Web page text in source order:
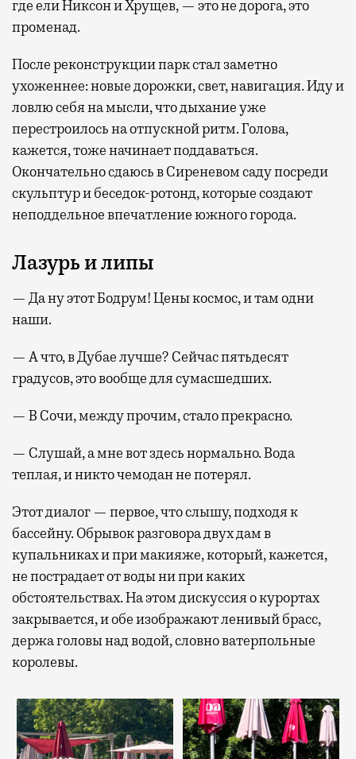
где ели Никсон и Хрущев, — это не дорога, это
променад.
После реконструкции парк стал заметно
ухоженнее: новые дорожки, свет, навигация. Иду и
ловлю себя на мысли, что дыхание уже
перестроилось на отпускной ритм. Голова,
кажется, тоже начинает поддаваться.
Окончательно сдаюсь в Сиреневом саду посреди
скульптур и беседок-ротонд, которые создают
неподдельное впечатление южного города.
Лазурь и липы
— Да ну этот Бодрум! Цены космос, и там одни
наши.
— А что, в Дубае лучше? Сейчас пятьдесят
градусов, это вообще для сумасшедших.
— В Сочи, между прочим, стало прекрасно.
— Слушай, а мне вот здесь нормально. Вода
теплая, и никто чемодан не потерял.
Этот диалог — первое, что слышу, подходя к
бассейну. Обрывок разговора двух дам в
купальниках и при макияже, который, кажется,
не пострадает от воды ни при каких
обстоятельствах. На этом дискуссия о курортах
закрывается, и обе изображают ленивый брасс,
держа головы над водой, словно ватерпольные
королевы.